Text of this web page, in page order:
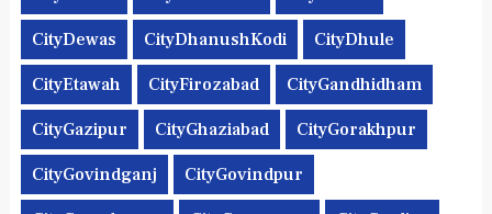
CityDewas CityDhanushKodi CityDhule
CityEtawah CityFirozabad CityGandhidham
CityGazipur CityGhaziabad CityGorakhpur
CityGovindganj CityGovindpur